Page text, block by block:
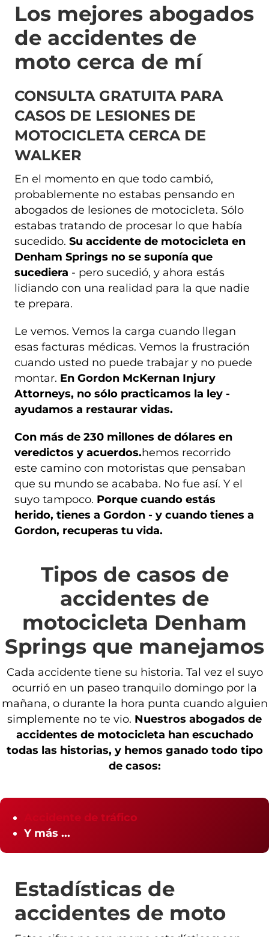
Los mejores abogados
de accidentes de
moto cerca de mí
CONSULTA GRATUITA PARA
CASOS DE LESIONES DE
MOTOCICLETA CERCA DE
WALKER
En el momento en que todo cambió,
probablemente no estabas pensando en
abogados de lesiones de motocicleta. Sólo
estabas tratando de procesar lo que había
sucedido. Su accidente de motocicleta en
Denham Springs no se suponía que
sucediera - pero sucedió, y ahora estás
lidiando con una realidad para la que nadie
te prepara.
Le vemos. Vemos la carga cuando llegan
esas facturas médicas. Vemos la frustración
cuando usted no puede trabajar y no puede
montar. En Gordon McKernan Injury
Attorneys, no sólo practicamos la ley -
ayudamos a restaurar vidas.
Con más de 230 millones de dólares en
veredictos y acuerdos.hemos recorrido
este camino con motoristas que pensaban
que su mundo se acababa. No fue así. Y el
suyo tampoco. Porque cuando estás
herido, tienes a Gordon - y cuando tienes a
Gordon, recuperas tu vida.
Tipos de casos de
accidentes de
motocicleta Denham
Springs que manejamos
Cada accidente tiene su historia. Tal vez el suyo
ocurrió en un paseo tranquilo domingo por la
mañana, o durante la hora punta cuando alguien
simplemente no te vio. Nuestros abogados de
accidentes de motocicleta han escuchado
todas las historias, y hemos ganado todo tipo
de casos:
Accidente de tráfico
Y más ...
Estadísticas de
accidentes de moto